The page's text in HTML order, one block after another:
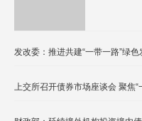
发改委：推进共建“一带一路”绿色
上交所召开债券市场座谈会 聚焦“